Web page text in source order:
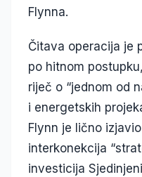
Flynna.
Čitava operacija je
po hitnom
riječ o “jednom od
i energetskih
Flynn je lično
interkonekcija
investicija